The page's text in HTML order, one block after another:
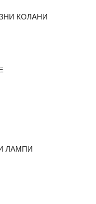
КОЛАНИ
ЛАМПИ